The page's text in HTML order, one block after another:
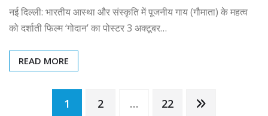
नई दिल्ली: भारतीय आस्था और संस्कृति में पूजनीय गाय (गौमाता) के महत्व
को दर्शाती फिल्म ‘गोदान’ का पोस्टर 3 अक्टूबर…
READ MORE
Posts
1 2 … 22